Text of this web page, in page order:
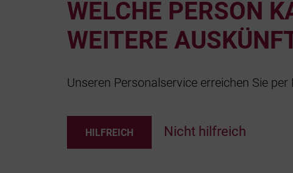
WELCHE PERSON
WEITERE
Unseren Personalservice erreichen Sie per
HILFREICH Nicht hilfreich